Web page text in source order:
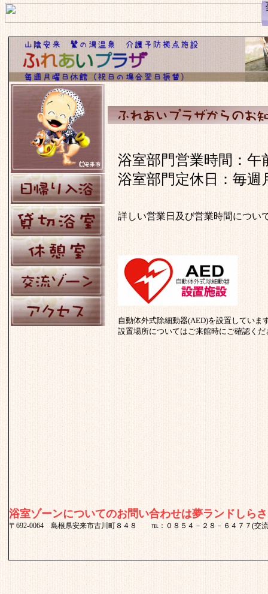
浴室部門営業時間：午
浴室部門定休日：毎週
詳しい営業日及び営業時間につい
自動体外式除細動器(AED)を設置していま
設置場所についてはご来館時にご確認くだ
浴室ゾーンについてのお問い合わせは夢ランドしら
〒692-0064 島根県安来市古川町８４８ ℡：０８５４－２８－６４７７(